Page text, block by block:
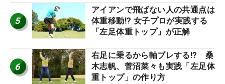
減するワケ
5
アイアンで飛ばない人の共通点は
体重移動!? 女子プロが実践する
「左足体重トップ」が正解
6
右足に乗るから軸ブレする!? 桑
木志帆、菅沼菜々も実践「左足体
重トップ」の作り方